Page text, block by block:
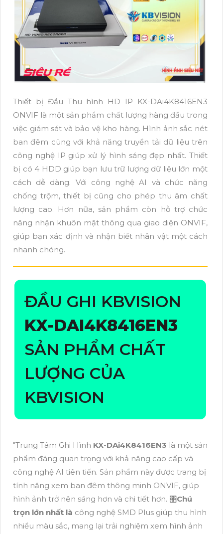
Thiết bị Đầu Thu hình HD IP KX-DAi4K8416EN3
ONVIF là một sản phẩm chất lượng hàng đầu trong
việc giám sát và bảo vệ kho hàng. Hình ảnh sắc nét
ban đêm cùng với khả năng truyền tải dữ liệu trên
công nghệ IP giúp xử lý hình sáng đẹp nhất. Thiết
bị có 4 HDD giúp bạn lưu trữ lượng dữ liệu lớn một
cách dễ dàng. Với công nghệ AI và chức năng
chống trộm, thiết bị cũng cho phép thu âm chất
lượng cao. Hơn nữa, sản phẩm còn hỗ trợ chức
năng nhận khuôn mặt thông qua giao diện ONVIF,
giúp bạn xác định và nhận biết nhân vật một cách
nhanh chóng.
ĐẦU GHI KBVISION
KX-DAI4K8416EN3
SẢN PHẨM CHẤT
LƯỢNG CỦA
KBVISION
"Trung Tâm Ghi Hình KX-DAi4K8416EN3 là một sản
phẩm đáng quan trọng với khả năng cao cấp và
công nghệ AI tiên tiến. Sản phẩm này được trang bị
tính năng xem ban đêm thông minh ONVIF, giúp
hình ảnh trở nên sáng hơn và chi tiết hơn. 🎛Chú
trọn lớn nhất là công nghệ SMD Plus giúp thu hình
nhiều màu sắc, mang lại trải nghiệm xem hình ảnh